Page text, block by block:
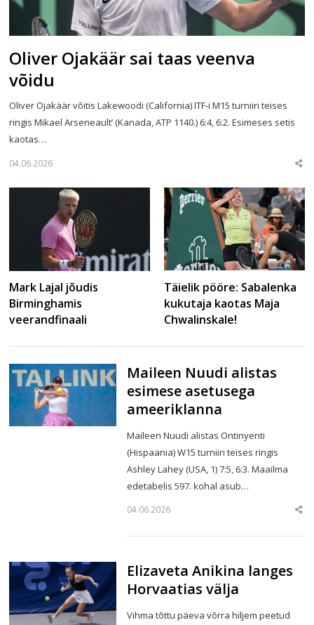
Oliver Ojakäär sai taas veenva
võidu
Oliver Ojakäär võitis Lakewoodi (California) ITF-i M15 turniiri teises
ringis Mikael Arseneault’ (Kanada, ATP 1140.) 6:4, 6:2. Esimeses setis
kaotas…
04.06.2026
Mark Lajal jõudis
Birminghamis
veerandfinaali
Täielik pööre: Sabalenka
kukutaja kaotas Maja
Chwalinskale!
Maileen Nuudi alistas
esimese asetusega
ameeriklanna
Maileen Nuudi alistas Ontinyenti
(Hispaania) W15 turniiri teises ringis
Ashley Lahey (USA, 1) 7:5, 6:3. Maailma
edetabelis 597. kohal asub…
04.06.2026
Elizaveta Anikina langes
Horvaatias välja
Vihma tõttu päeva võrra hiljem peetud